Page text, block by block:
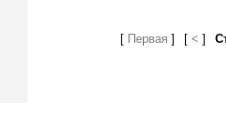
[Первая ] [< ]